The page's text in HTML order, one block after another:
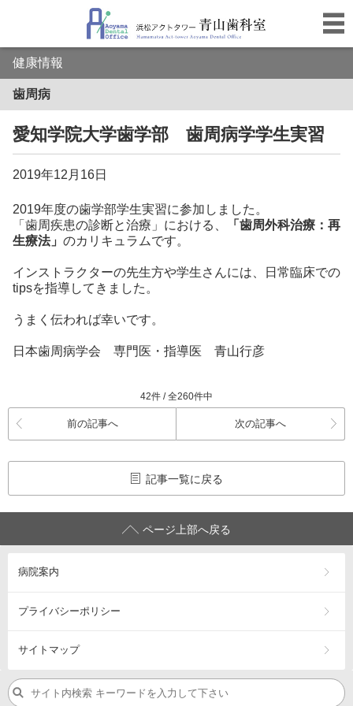
健康情報
歯周病
愛知学院大学歯学部 歯周病学学生実習
2019年12月16日
2019年度の歯学部学生実習に参加しました。
「歯周疾患の診断と治療」における、
「歯周外科治療：再
生療法」 のカリキュラムです。
インストラクターの先生方や学生さんには、日常臨床での
tipsを指導してきました。
うまく伝われば幸いです。
日本歯周病学会 専門医・指導医 青山行彦
42件 / 全260件中
前の記事へ 次の記事へ
記事一覧に戻る
ページ上部へ戻る
病院案内
プライバシーポリシー
サイトマップ